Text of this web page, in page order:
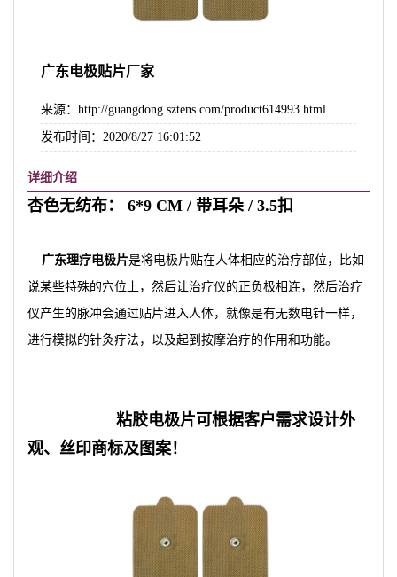
广东电极贴片厂家
来源：http://guangdong.sztens.com/product614993.html
发布时间：2020/8/27 16:01:52
详细介绍
杏色无纺布： 6*9 CM / 带耳朵 / 3.5扣
广东理疗电极片是将电极片贴在人体相应的治疗部位，比如
说某些特殊的穴位上，然后让治疗仪的正负极相连，然后治疗
仪产生的脉冲会通过贴片进入人体，就像是有无数电针一样，
进行模拟的针灸疗法，以及起到按摩治疗的作用和功能。
粘胶电极片可根据客户需求设计外
观、丝印商标及图案！